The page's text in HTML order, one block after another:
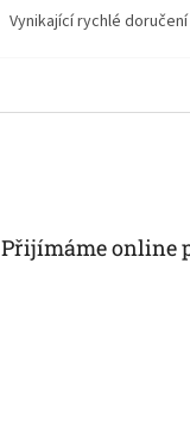
Vynikající rychlé doručení
Přijímáme online